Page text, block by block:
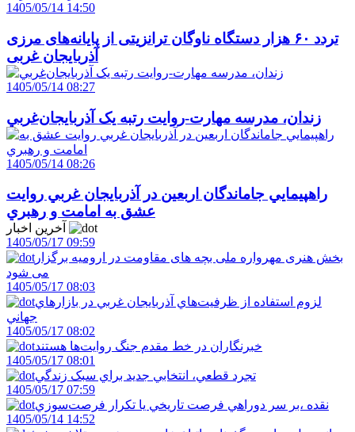
1405/05/14 14:50
تردد ۶۰ هزار دستگاه ناوگان ترانزیتی از پایانه‌های مرزی
آذربایجان ‌غربی
1405/05/14 08:27
زندان، مدرسه مهارت-روايت رتبه يک آذربايجان‌غربي
1405/05/14 08:26
راهپيمايي جاماندگان اربعين در آذربايجان غربي روايت
عشق به امامت و رهبري
1405/05/17 09:59
بخش هنری مهرواره ملی بچه های مقاومت در ارومیه برگزار
می شود
1405/05/17 08:03
لزوم استفاده از ظرفيت‌هاي آذربايجان غربي در بازارهاي
جهاني
1405/05/17 08:02
خبرنگاران در خط مقدم جنگ روايت‌ها هستند
1405/05/17 08:01
تجرد قطعي، انتخابي جديد براي سبک زندگي
1405/05/17 07:59
نقده ،بر سر دوراهي فرصت تاريخي يا تکرار فرصت‌سوزي
1405/05/14 14:52